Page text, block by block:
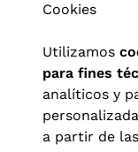
Cookies
Utilizamos
para fines
analíticos y
a partir de